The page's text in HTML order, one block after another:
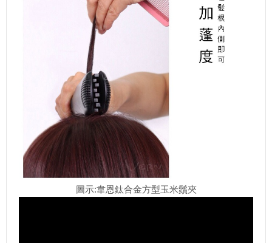
圖示:韋恩鈦合金方型玉米鬚夾